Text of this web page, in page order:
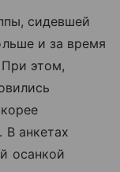
сидевшей
и за время
этом,
анкетах
осанкой